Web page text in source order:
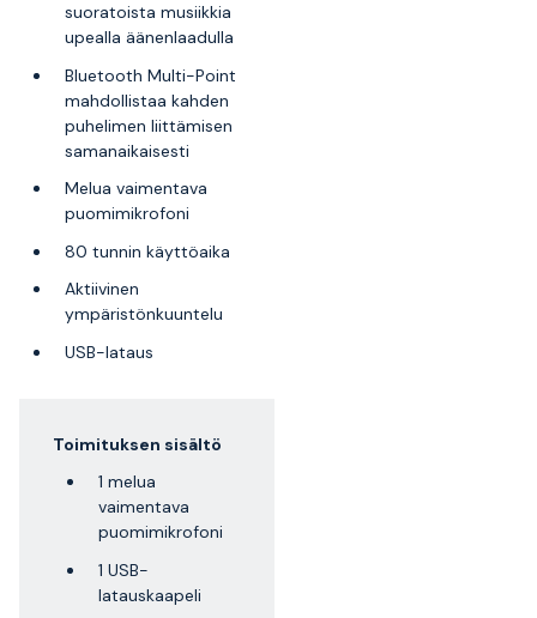
suoratoista musiikkia
upealla äänenlaadulla
Bluetooth Multi-Point
mahdollistaa kahden
puhelimen liittämisen
samanaikaisesti
Melua vaimentava
puomimikrofoni
80 tunnin käyttöaika
Aktiivinen
ympäristönkuuntelu
USB-lataus
Toimituksen sisältö
1 melua
vaimentava
puomimikrofoni
1 USB-
latauskaapeli